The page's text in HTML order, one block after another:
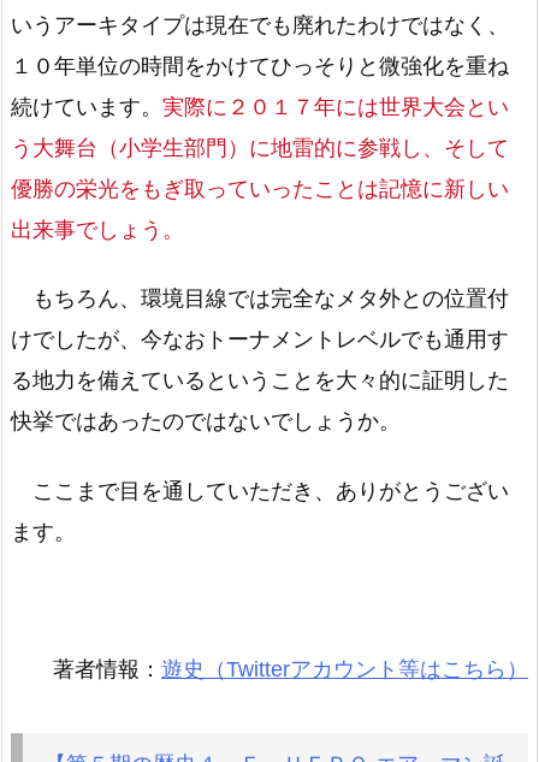
いうアーキタイプは現在でも廃れたわけではなく、
１０年単位の時間をかけてひっそりと微強化を重ね
続けています。 実際に２０１７年には世界大会とい
う大舞台（小学生部門）に地雷的に参戦し、そして
優勝の栄光をもぎ取っていったことは記憶に新しい
出来事でしょう。
もちろん、環境目線では完全なメタ外との位置付
けでしたが、今なおトーナメントレベルでも通用す
る地力を備えているということを大々的に証明した
快挙ではあったのではないでしょうか。
ここまで目を通していただき、ありがとうござい
ます。
著者情報： 遊史（Twitterアカウント等はこちら）